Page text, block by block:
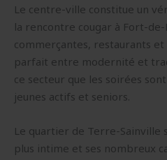
Le centre-ville constitue un
la rencontre cougar à Fort-de-
commerçantes, restaurants
parfait entre modernité et
ce secteur que les soirées
jeunes actifs et seniors.
Le quartier de Terre-Sainville
plus intime et ses nombreux